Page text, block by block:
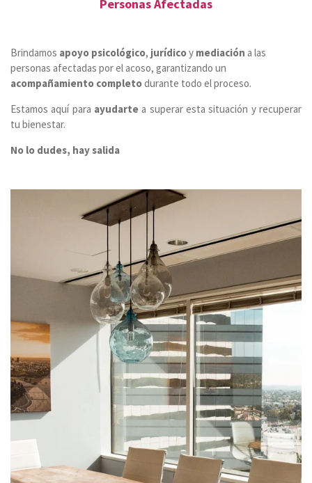
Personas Afectadas
Brindamos apoyo psicológico, jurídicoy mediación a las
personas afectadas por el acoso, garantizando un
acompañamiento completodurante todo el proceso.
Estamos aquí para ayudarte a superar esta situación y recuperar
tu bienestar.
No lo dudes, hay salida